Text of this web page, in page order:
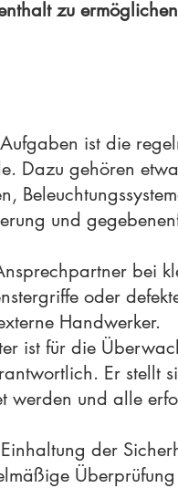
zu
ist die
Dazu gehören
und
bei
oder
Handwerker.
ist für die
Er stellt
und alle
der